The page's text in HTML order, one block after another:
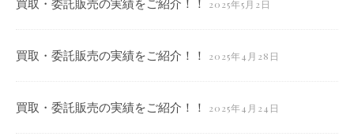
2025年5月2日
買取・委託販売の実績をご紹介！！ 2025年4月28日
買取・委託販売の実績をご紹介！！ 2025年4月24日